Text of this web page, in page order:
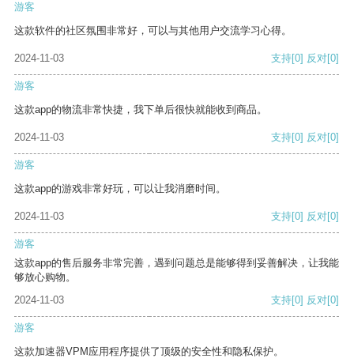
游客
这款软件的社区氛围非常好，可以与其他用户交流学习心得。
2024-11-03 支持[0] 反对[0]
游客
这款app的物流非常快捷，我下单后很快就能收到商品。
2024-11-03 支持[0] 反对[0]
游客
这款app的游戏非常好玩，可以让我消磨时间。
2024-11-03 支持[0] 反对[0]
游客
这款app的售后服务非常完善，遇到问题总是能够得到妥善解决，让我能
够放心购物。
2024-11-03
支持[0] 反对[0]
游客
这款加速器VPM应用程序提供了顶级的安全性和隐私保护。